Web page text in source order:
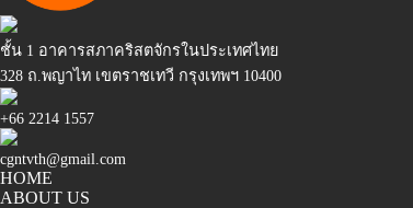
ชั้น 1 อาคารสภาคริสตจักรในประเทศไทย
328 ถ.พญาไท เขตราชเทวี กรุงเทพฯ 10400
+66 2214 1557
cgntvth@gmail.com
HOME
ABOUT US